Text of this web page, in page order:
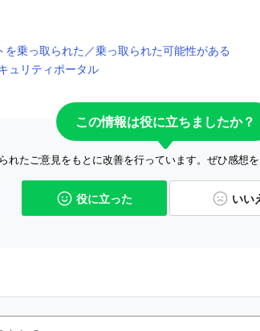
を乗っ取られた／乗っ取られた可能性がある
ュリティポータル
この情報は役に立ちましたか？
れたご意見をもとに改善を行っています。ぜひ感想を
役に立った いい